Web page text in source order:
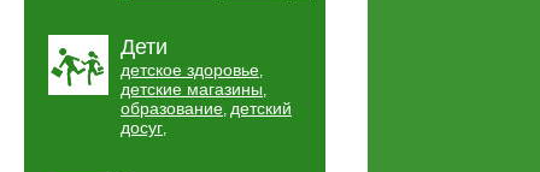
Дети
детское здоровье,
детские магазины,
образование, детский
досуг,